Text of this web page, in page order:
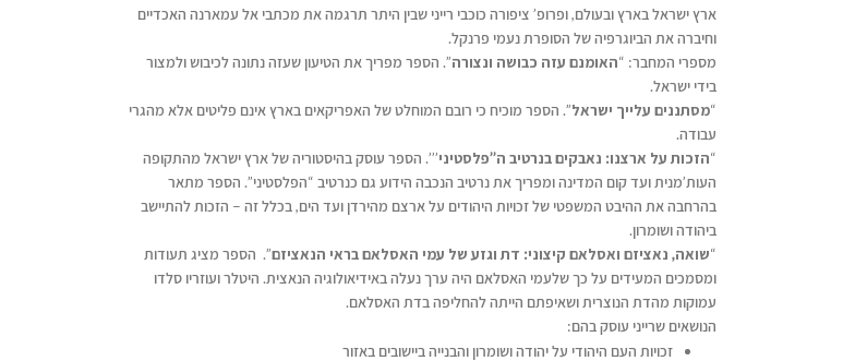
ארץ ישראל בארץ ובעולם, ופרופ’ ציפורה כוכבי רייני שבין היתר תרגמה את מכתבי אל עמארנה האכדיים
וחיברה את הביוגרפיה של הסופרת נעמי פרנקל.
מספרי המחבר: “האומנם עזה כבושה ונצורה”. הספר מפריך את הטיעון שעזה נתונה לכיבוש ולמצור
בידי ישראל.
“מסתננים עלייך ישראל”. הספר מוכיח כי רובם המוחלט של האפריקאים בארץ אינם פליטים אלא מהגרי
עבודה.
“הזכות על ארצנו: נאבקים בנרטיב ה’’פלסטיני’’’. הספר עוסק בהיסטוריה של ארץ ישראל מהתקופה
העות’מנית ועד קום המדינה ומפריך את נרטיב הנכבה הידוע גם כנרטיב “הפלסטיני”. הספר מתאר
בהרחבה את ההיבט המשפטי של זכויות היהודים על ארצם מהירדן ועד הים, בכלל זה – הזכות להתיישב
ביהודה ושומרון.
“שואה, נאציזם ואסלאם קיצוני: דת וגזע של עמי האסלאם בראי הנאציזם”. הספר מציג תעודות
ומסמכים המעידים על כך שלעמי האסלאם היה ערך נעלה באידיאולוגיה הנאצית. היטלר ועוזריו סלדו
עמוקות מהדת הנוצרית ושאיפתם הייתה להחליפה בדת האסלאם.
הנושאים שרייני עוסק בהם:
זכויות העם היהודי על יהודה ושומרון והבנייה ביישובים באזור